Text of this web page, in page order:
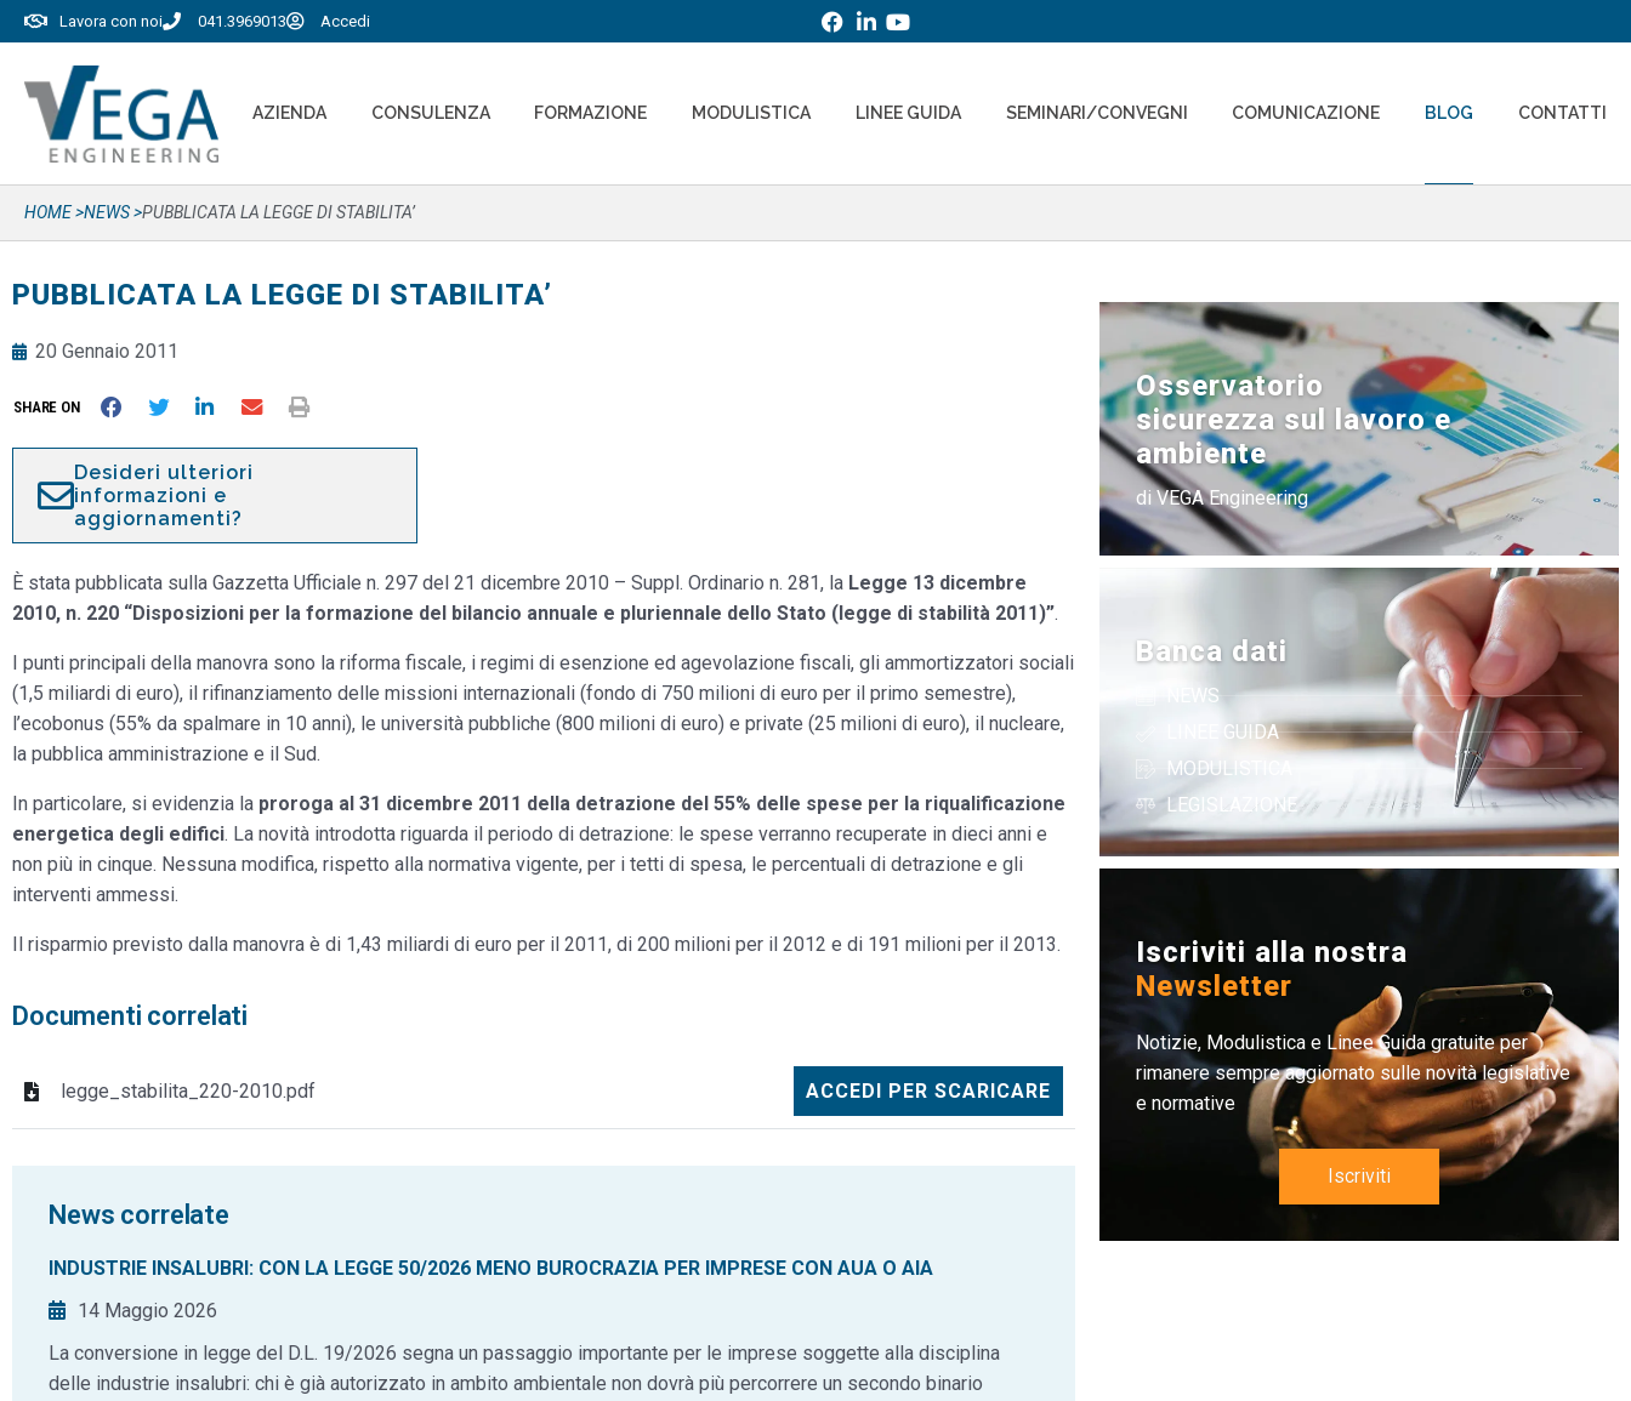
Lavora con noi 041.3969013 Accedi
AZIENDA CONSULENZA FORMAZIONE MODULISTICA LINEE GUIDA SEMINARI/CONVEGNI COMUNICAZIONE BLOG CONTATTI
HOME >NEWS >PUBBLICATA LA LEGGE DI STABILITA’
PUBBLICATA LA LEGGE DI STABILITA’
20 Gennaio 2011
SHARE ON
Desideri ulteriori
informazioni e
aggiornamenti?
È stata pubblicata sulla Gazzetta Ufficiale n. 297 del 21 dicembre 2010 – Suppl. Ordinario n. 281, la Legge 13 dicembre
2010, n. 220 “Disposizioni per la formazione del bilancio annuale e pluriennale dello Stato (legge di stabilità 2011)”.
I punti principali della manovra sono la riforma fiscale, i regimi di esenzione ed agevolazione fiscali, gli ammortizzatori sociali
(1,5 miliardi di euro), il rifinanziamento delle missioni internazionali (fondo di 750 milioni di euro per il primo semestre),
l’ecobonus (55% da spalmare in 10 anni), le università pubbliche (800 milioni di euro) e private (25 milioni di euro), il nucleare,
la pubblica amministrazione e il Sud.
In particolare, si evidenzia la proroga al 31 dicembre 2011 della detrazione del 55% delle spese per la riqualificazione
energetica degli edifici. La novità introdotta riguarda il periodo di detrazione: le spese verranno recuperate in dieci anni e
non più in cinque. Nessuna modifica, rispetto alla normativa vigente, per i tetti di spesa, le percentuali di detrazione e gli
interventi ammessi.
Il risparmio previsto dalla manovra è di 1,43 miliardi di euro per il 2011, di 200 milioni per il 2012 e di 191 milioni per il 2013.
Documenti correlati
legge_stabilita_220-2010.pdf ACCEDI PER SCARICARE
News correlate
INDUSTRIE INSALUBRI: CON LA LEGGE 50/2026 MENO BUROCRAZIA PER IMPRESE CON AUA O AIA
14 Maggio 2026
La conversione in legge del D.L. 19/2026 segna un passaggio importante per le imprese soggette alla disciplina
delle industrie insalubri: chi è già autorizzato in ambito ambientale non dovrà più percorrere un secondo binario
Banca dati
NEWS
LINEE GUIDA
MODULISTICA
LEGISLAZIONE
Osservatorio
sicurezza sul lavoro e
ambiente
di VEGA Engineering
Iscriviti alla nostra
Newsletter
Notizie, Modulistica e Linee Guida gratuite per
rimanere sempre aggiornato sulle novità legislative
e normative
Iscriviti